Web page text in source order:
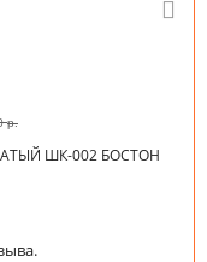
р.
ШК-002 БОСТОН